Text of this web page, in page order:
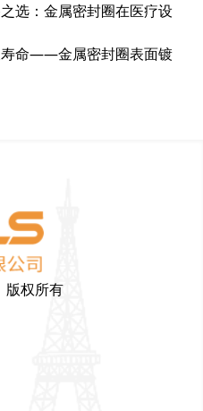
选：金属密封圈在医疗设
寿命——金属密封圈表面镀
权所有